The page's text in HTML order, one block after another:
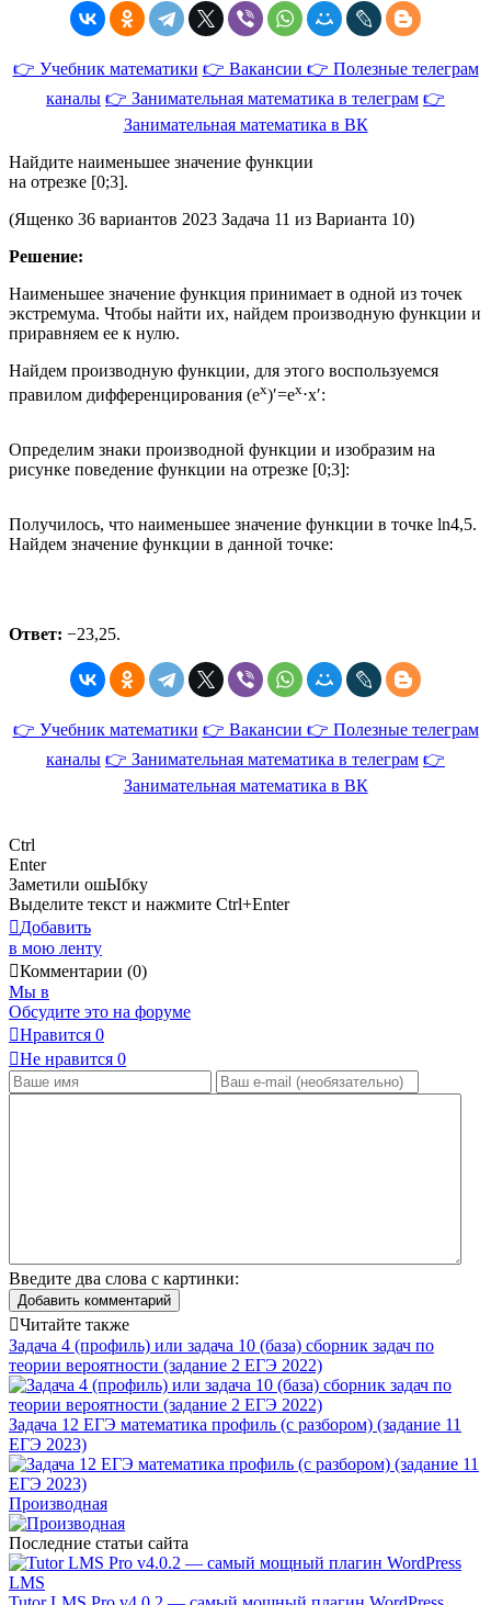
👉 Учебник математики 👉 Вакансии 👉 Полезные телеграм
каналы 👉 Занимательная математика в телеграм 👉
Занимательная математика в ВК
Найдите наименьшее значение функции
на отрезке [0;3].
(Ященко 36 вариантов 2023 Задача 11 из Варианта 10)
Решение:
Наименьшее значение функция принимает в одной из точек
экстремума. Чтобы найти их, найдем производную функции и
приравняем ее к нулю.
Найдем производную функции, для этого воспользуемся
правилом дифференцирования (ex)′=ex⋅x′:
Определим знаки производной функции и изобразим на
рисунке поведение функции на отрезке [0;3]:
Получилось, что наименьшее значение функции в точке ln4,5.
Найдем значение функции в данной точке:
Ответ: −23,25.
👉 Учебник математики 👉 Вакансии 👉 Полезные телеграм
каналы 👉 Занимательная математика в телеграм 👉
Занимательная математика в ВК
Ctrl
Enter
Заметили ошЫбку
Выделите текст и нажмите Ctrl+Enter
Добавить
в мою ленту
Комментарии (0)
Мы в
Обсудите это на форуме
Нравится 0
Не нравится 0
Введите два слова с картинки:
Добавить комментарий
Читайте также
Задача 4 (профиль) или задача 10 (база) сборник задач по
теории вероятности (задание 2 ЕГЭ 2022)
Задача 12 ЕГЭ математика профиль (с разбором) (задание 11
ЕГЭ 2023)
Производная
Последние статьи сайта